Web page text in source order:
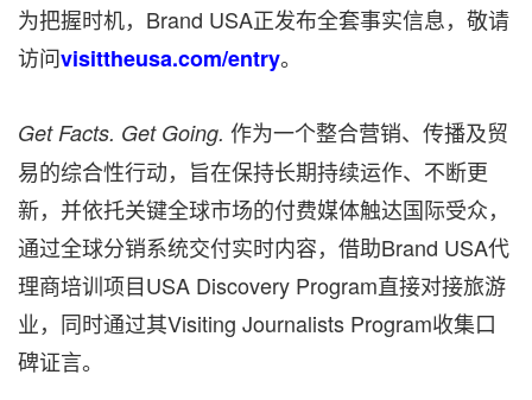
为把握时机，Brand USA正发布全套事实信息，敬请
访问visittheusa.com/entry。
Get Facts. Get Going. 作为一个整合营销、传播及贸
易的综合性行动，旨在保持长期持续运作、不断更
新，并依托关键全球市场的付费媒体触达国际受众，
通过全球分销系统交付实时内容，借助Brand USA代
理商培训项目USA Discovery Program直接对接旅游
业，同时通过其Visiting Journalists Program收集口
碑证言。